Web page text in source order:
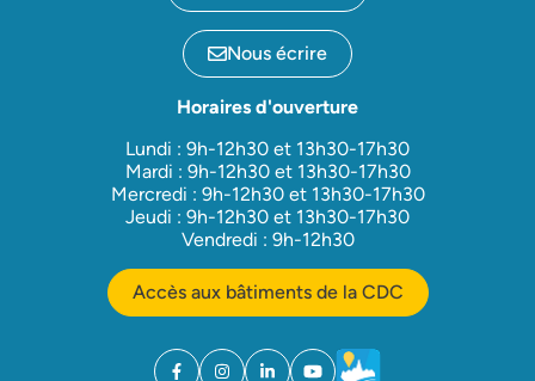
Nous écrire
Horaires d'ouverture
Lundi : 9h-12h30 et 13h30-17h30
Mardi : 9h-12h30 et 13h30-17h30
Mercredi : 9h-12h30 et 13h30-17h30
Jeudi : 9h-12h30 et 13h30-17h30
Vendredi : 9h-12h30
Accès aux bâtiments de la CDC